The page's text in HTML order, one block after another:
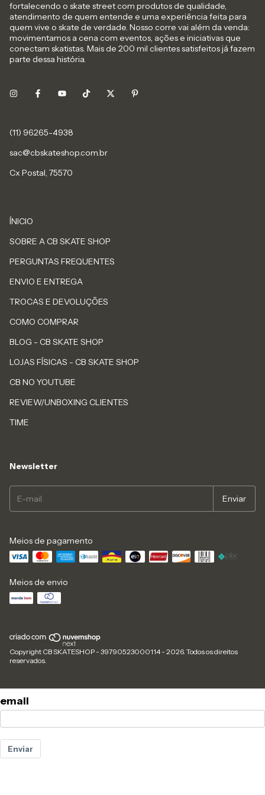
fortalecendo o skate street com produtos de qualidade,
atendimento de quem entende e uma experiência feita para
quem vive o skate de verdade. Nosso corre vai além da venda:
movimentamos a cena com eventos, ações e iniciativas que
conectam skatistas. Mais de 200 mil clientes satisfeitos já fazem
parte dessa história.
sac@cbskateshop.com.br
Cx Postal, 75570
ÍNICIO
SOBRE A CB SKATE SHOP
PERGUNTAS FREQUENTES
ENVIO E ENTREGA
TROCAS E DEVOLUÇÕES
COMO COMPRAR
BLOG - CB SKATE SHOP
LOJAS FÍSICAS - CB SKATE SHOP
CB NO YOUTUBE
REVIEW/UNBOXING CLIENTES
TIME
Newsletter
Meios de pagamento
Meios de envio
Copyright CB SKATESHOP - 39790523000114 - 2026. Todos os direitos
reservados.
email
Enviar